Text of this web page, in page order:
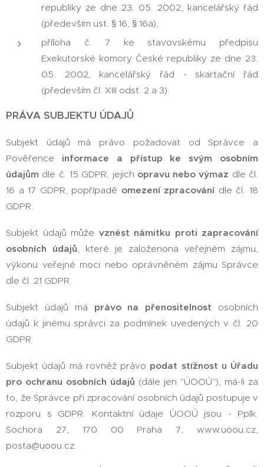
republiky ze dne 23. 05. 2002, kancelářský řád
(především ust. § 16, § 16a),
příloha č. 7 ke stavovskému předpisu
Exekutorské komory České republiky ze dne 23.
05. 2002, kancelářský řád - skartační řád
(především čl. XIII odst. 2 a 3).
PRÁVA SUBJEKTU ÚDAJŮ
Subjekt údajů má právo požadovat od Správce a
Pověřence informace a přístup ke svým osobním
údajům dle č. 15 GDPR, jejich opravu nebo výmaz dle čl.
16 a 17 GDPR, popřípadě omezení zpracování dle čl. 18
GDPR.
Subjekt údajů může vznést námitku proti zapracování
osobních údajů, které je založenona veřejném zájmu,
výkonu veřejné moci nebo oprávněném zájmu Správce
dle čl. 21 GDPR.
Subjekt údajů má právo na přenositelnost osobních
údajů k jinému správci za podmínek uvedených v čl. 20
GDPR.
Subjekt údajů má rovněž právo podat stížnost u Úřadu
pro ochranu osobních údajů (dále jen "ÚOOÚ"), má-li za
to, že Správce při zpracování osobních údajů postupuje v
rozporu s GDPR. Kontaktní údaje ÚOOÚ jsou - Pplk.
Sochora 27, 170 00 Praha 7, www.uoou.cz,
posta@uoou.cz.